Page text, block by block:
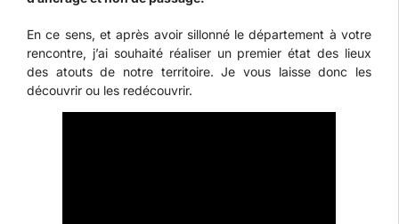
En ce sens, et après avoir sillonné le département à votre
rencontre, j’ai souhaité réaliser un premier état des lieux
des atouts de notre territoire. Je vous laisse donc les
découvrir ou les redécouvrir.